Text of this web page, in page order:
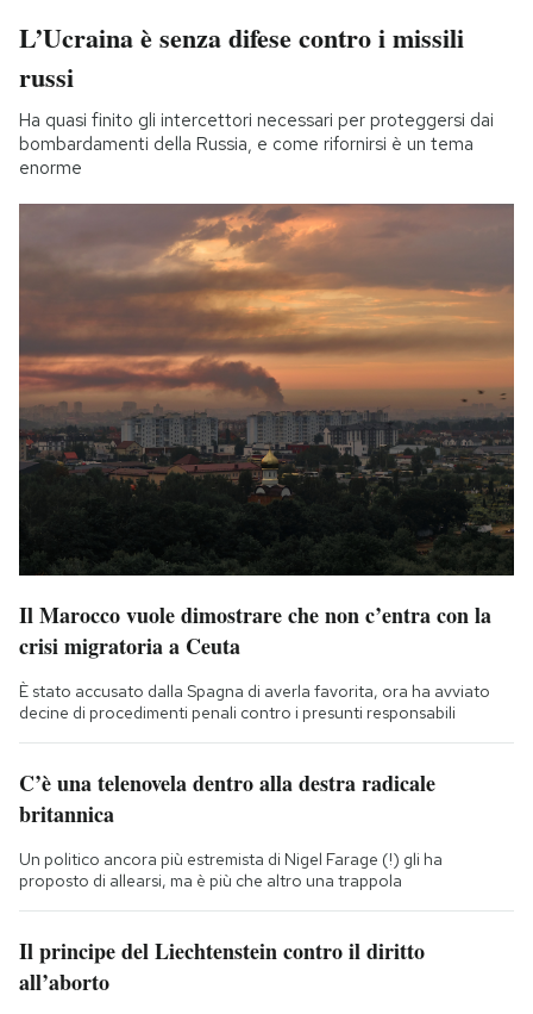
L’Ucraina è senza difese contro i missili
russi
Ha quasi finito gli intercettori necessari per proteggersi dai
bombardamenti della Russia, e come rifornirsi è un tema
enorme
Il Marocco vuole dimostrare che non c’entra con la
crisi migratoria a Ceuta
È stato accusato dalla Spagna di averla favorita, ora ha avviato
decine di procedimenti penali contro i presunti responsabili
C’è una telenovela dentro alla destra radicale
britannica
Un politico ancora più estremista di Nigel Farage (!) gli ha
proposto di allearsi, ma è più che altro una trappola
Il principe del Liechtenstein contro il diritto
all’aborto